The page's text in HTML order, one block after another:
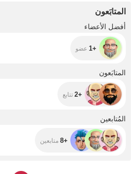
المتابَعون
أفضل الأعضاء
+1 عضو
المتابَعون
+2 تتابع
المُتابعين
+8 متابعين